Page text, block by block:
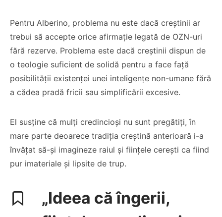
Pentru Alberino, problema nu este dacă creștinii ar
trebui să accepte orice afirmație legată de OZN-uri
fără rezerve. Problema este dacă creștinii dispun de
o teologie suficient de solidă pentru a face față
posibilității existenței unei inteligențe non-umane fără
a cădea pradă fricii sau simplificării excesive.
El susține că mulți credincioși nu sunt pregătiți, în
mare parte deoarece tradiția creștină anterioară i-a
învățat să-și imagineze raiul și ființele cerești ca fiind
pur imateriale și lipsite de trup.
„Ideea că îngerii,